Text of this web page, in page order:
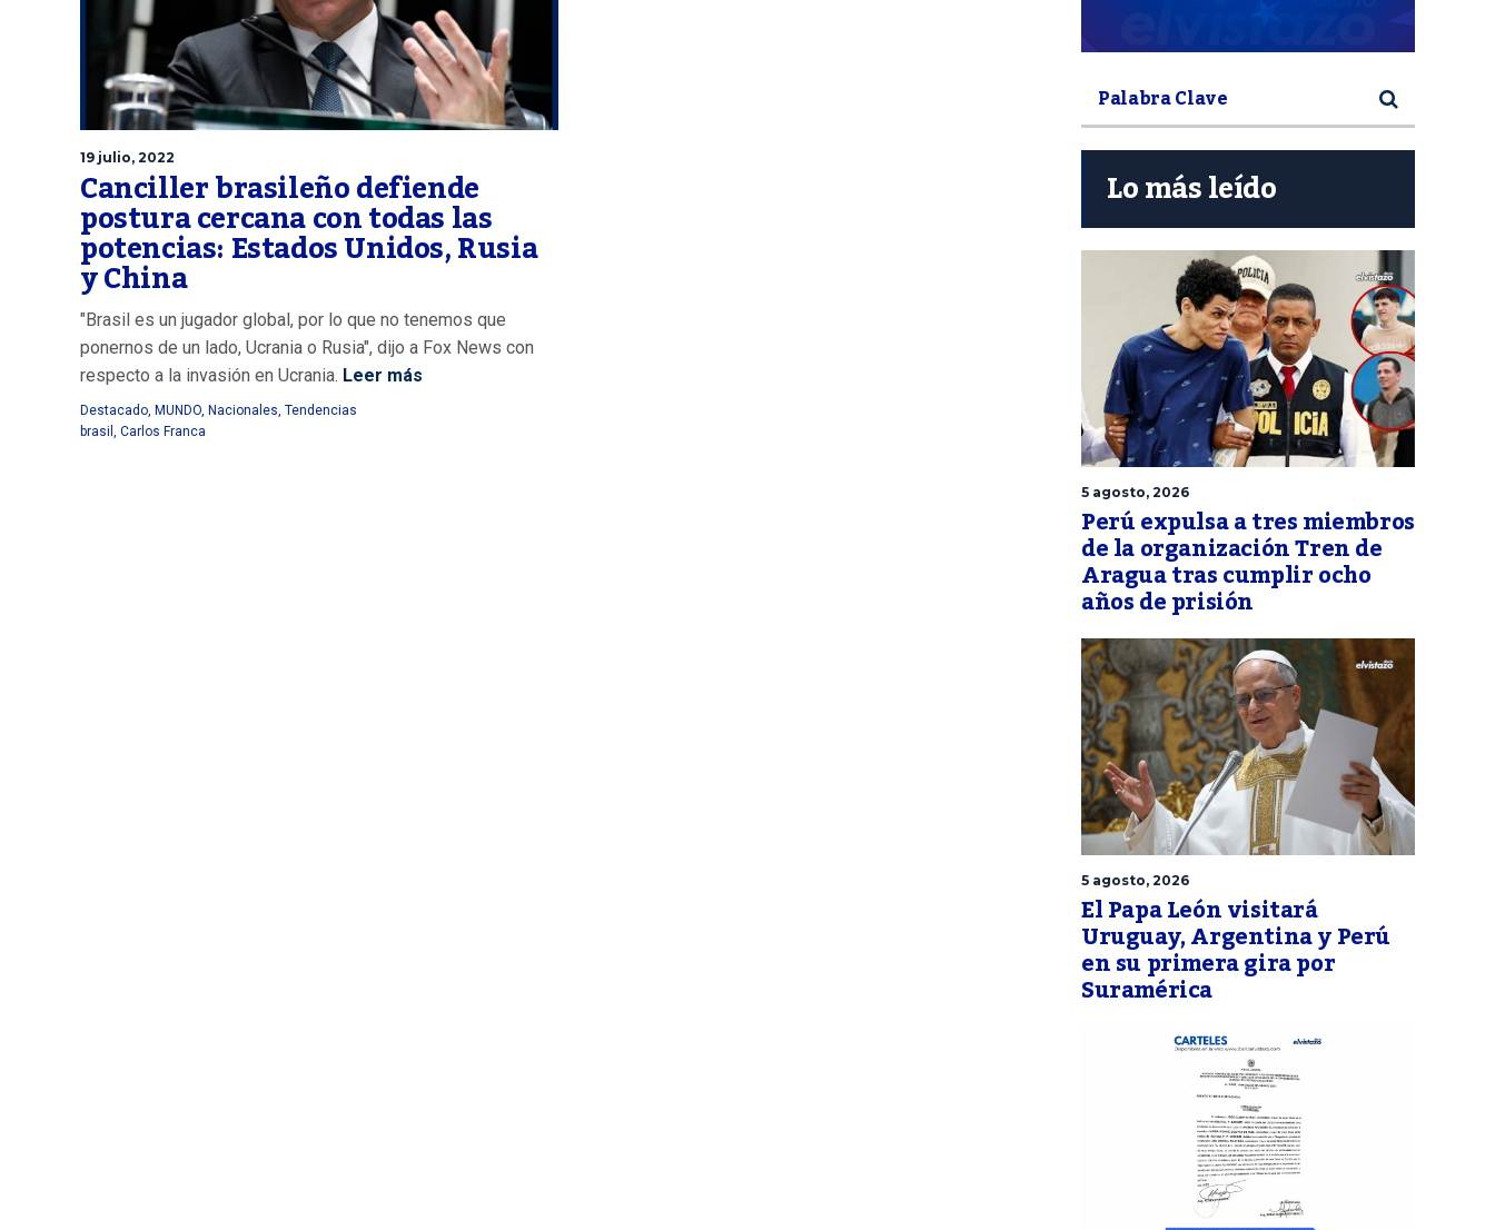
19 julio, 2022
Canciller brasileño defiende
postura cercana con todas las
potencias: Estados Unidos, Rusia
y China
"Brasil es un jugador global, por lo que no tenemos que
ponernos de un lado, Ucrania o Rusia", dijo a Fox News con
respecto a la invasión en Ucrania. Leer más
Destacado MUNDO Nacionales Tendencias
brasil
Carlos Franca
Lo más leído
5 agosto, 2026
Perú expulsa a tres miembros
de la organización Tren de
Aragua tras cumplir ocho
años de prisión
5 agosto, 2026
El Papa León visitará
Uruguay, Argentina y Perú
en su primera gira por
Suramérica